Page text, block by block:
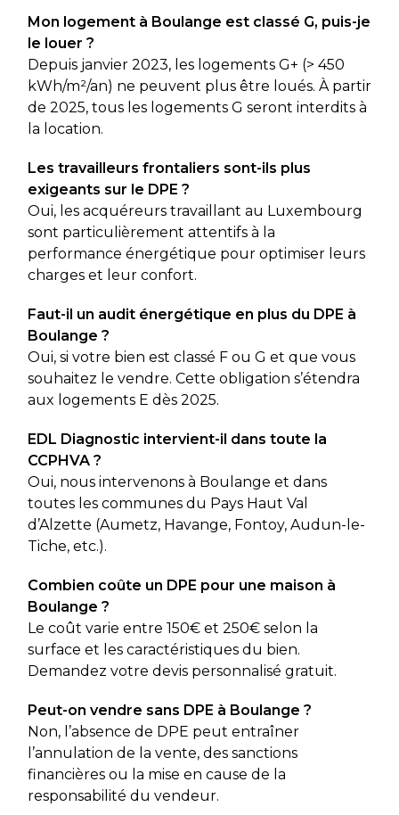
Mon logement à Boulange est classé G, puis-je
le louer ?
Depuis janvier 2023, les logements G+ (> 450
kWh/m²/an) ne peuvent plus être loués. À partir
de 2025, tous les logements G seront interdits à
la location.
Les travailleurs frontaliers sont-ils plus
exigeants sur le DPE ?
Oui, les acquéreurs travaillant au Luxembourg
sont particulièrement attentifs à la
performance énergétique pour optimiser leurs
charges et leur confort.
Faut-il un audit énergétique en plus du DPE à
Boulange ?
Oui, si votre bien est classé F ou G et que vous
souhaitez le vendre. Cette obligation s’étendra
aux logements E dès 2025.
EDL Diagnostic intervient-il dans toute la
CCPHVA ?
Oui, nous intervenons à Boulange et dans
toutes les communes du Pays Haut Val
d’Alzette (Aumetz, Havange, Fontoy, Audun-le-
Tiche, etc.).
Combien coûte un DPE pour une maison à
Boulange ?
Le coût varie entre 150€ et 250€ selon la
surface et les caractéristiques du bien.
Demandez votre devis personnalisé gratuit.
Peut-on vendre sans DPE à Boulange ?
Non, l’absence de DPE peut entraîner
l’annulation de la vente, des sanctions
financières ou la mise en cause de la
responsabilité du vendeur.